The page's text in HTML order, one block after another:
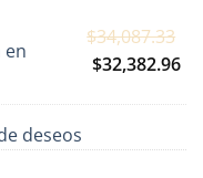
$34,087.33
$32,382.96El
es:
deseos